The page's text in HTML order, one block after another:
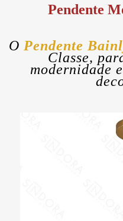
Pendente
O Pendente
Classe,
modernidade